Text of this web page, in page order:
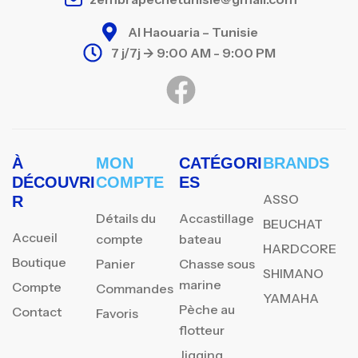
Al Haouaria – Tunisie
7 j/7j -> 9:00 AM - 9:00 PM
À
DÉCOUVRI
R
Accueil
Boutique
Compte
Contact
MON
COMPTE
Détails du
compte
Panier
Commandes
Favoris
CATÉGORI
ES
Accastillage
bateau
Chasse sous
marine
Pèche au
flotteur
Jigging
BRANDS
ASSO
BEUCHAT
HARDCORE
SHIMANO
YAMAHA